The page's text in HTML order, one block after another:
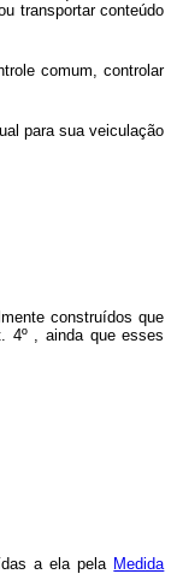
transportar conteúdo
comum, controlar
para sua veiculação
construídos que
4º , ainda que esses
a ela pela Medida